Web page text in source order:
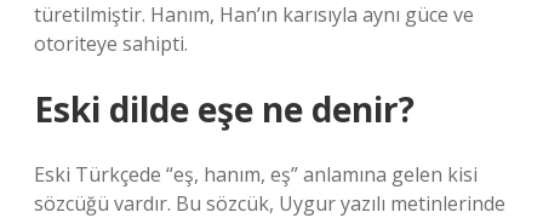
türetilmiştir. Hanım, Han’ın karısıyla aynı güce ve
otoriteye sahipti.
Eski dilde eşe ne denir?
Eski Türkçede “eş, hanım, eş” anlamına gelen kisi
sözcüğü vardır. Bu sözcük, Uygur yazılı metinlerinde